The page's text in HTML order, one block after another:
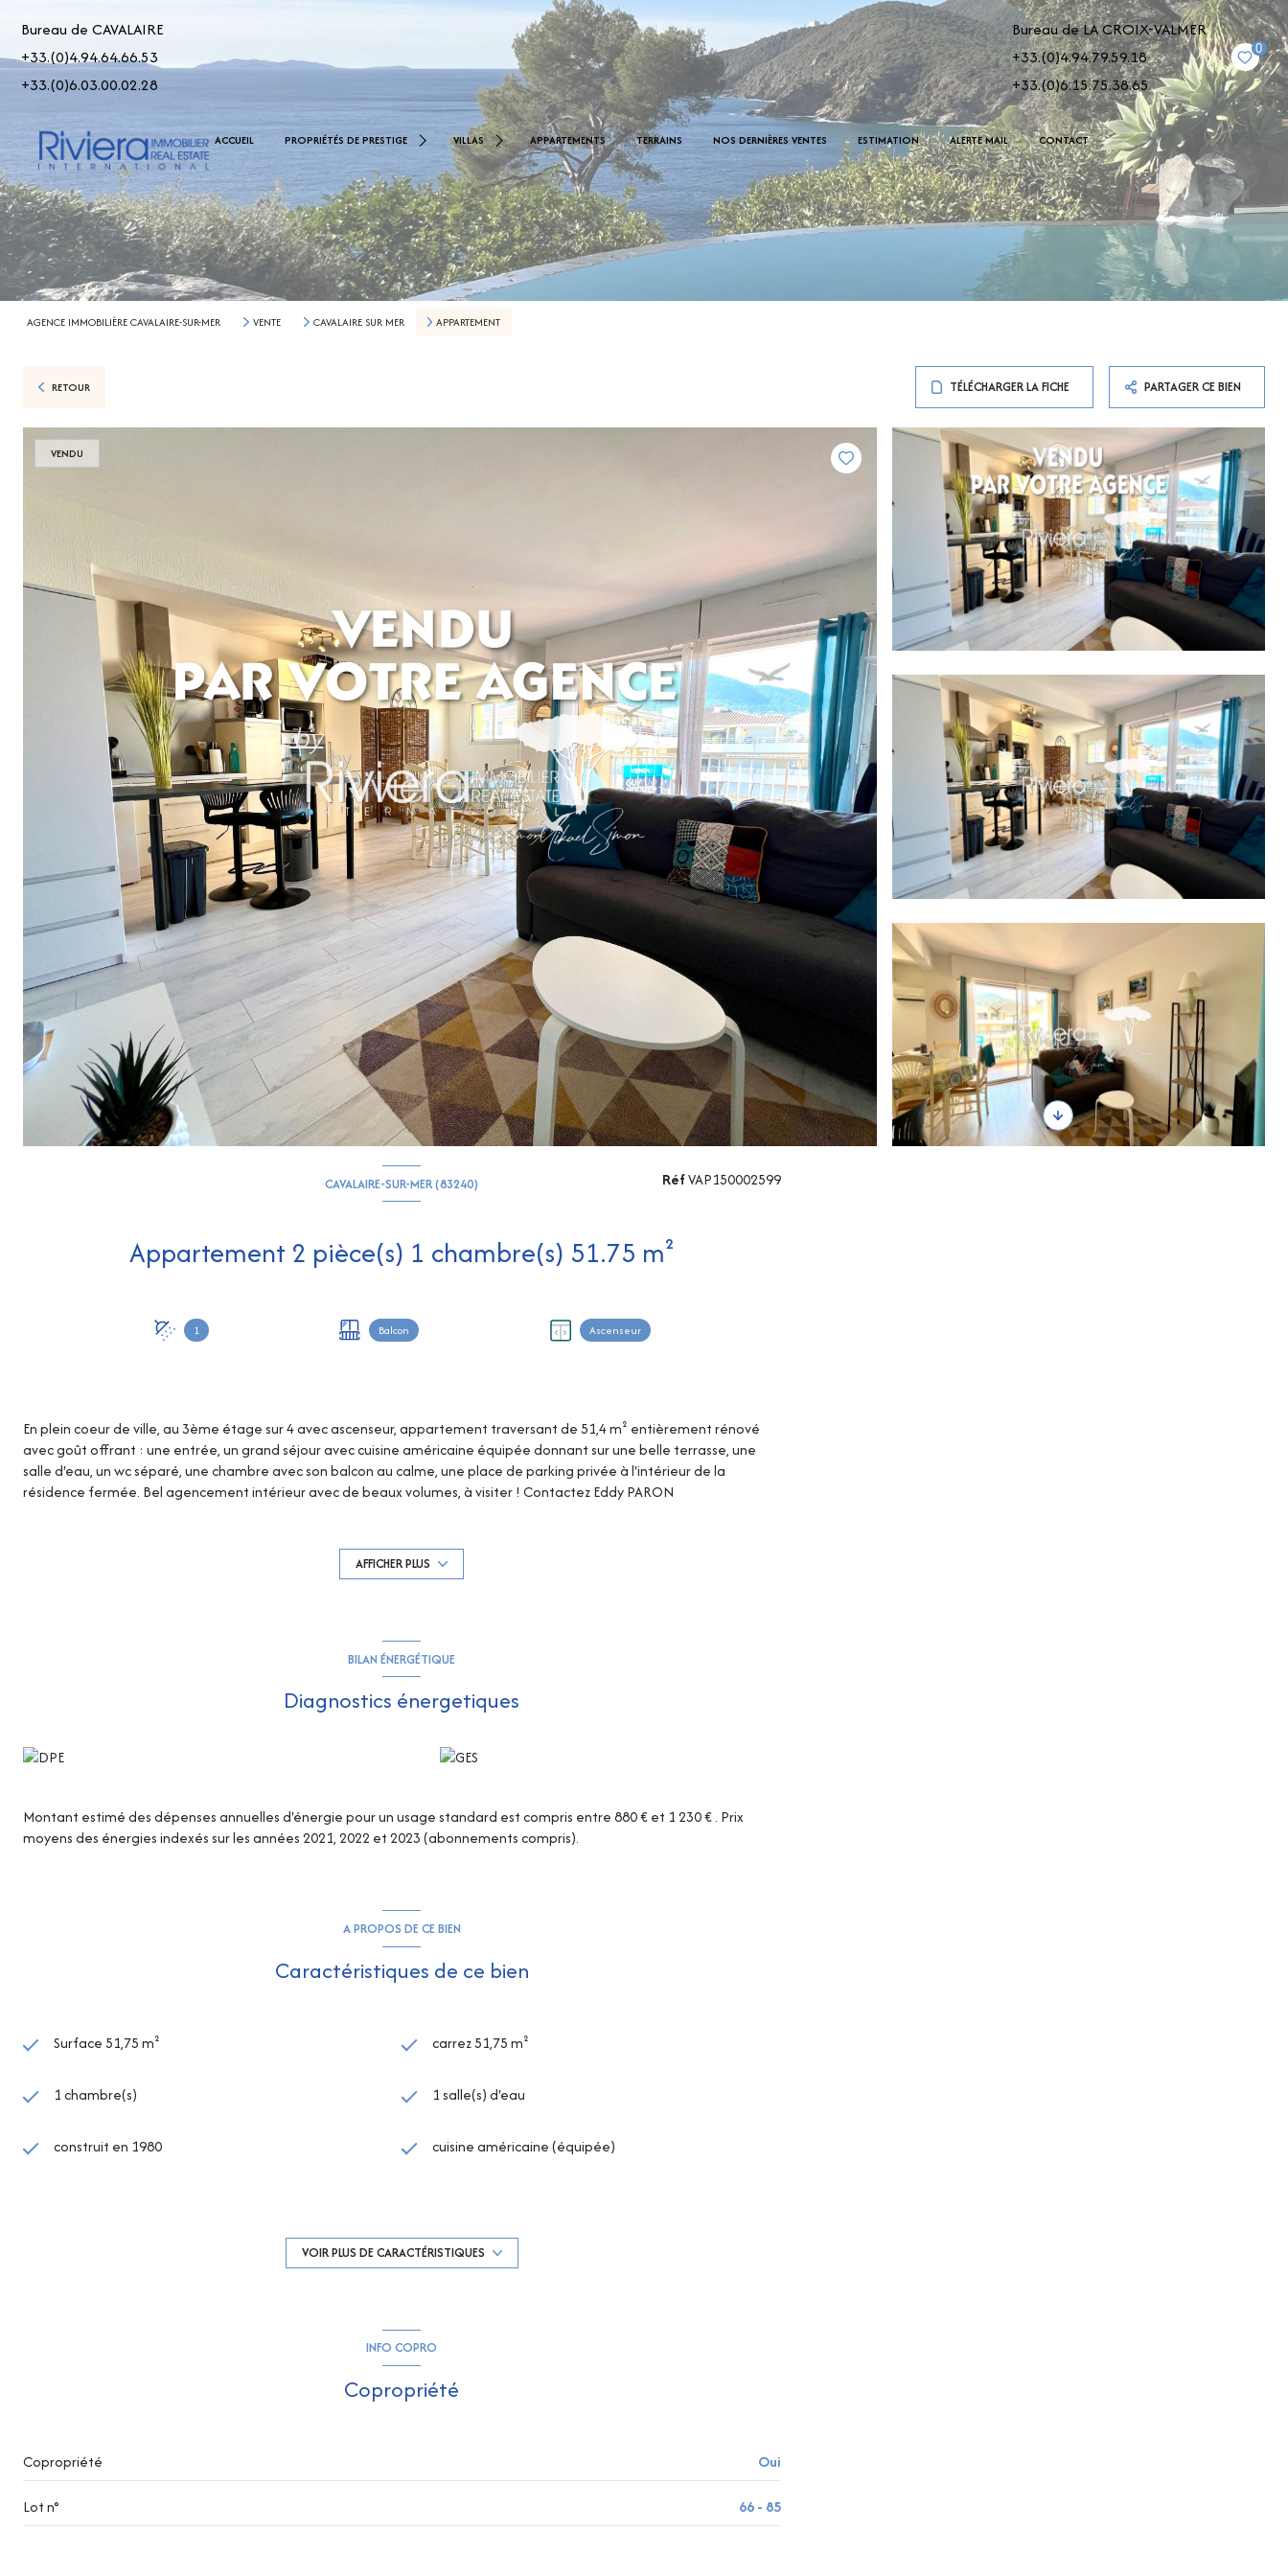
Bureau de CAVALAIRE
+33.(0)4.94.64.66.53
+33.(0)6.03.00.02.28
Bureau de LA CROIX-VALMER
+33.(0)4.94.79.59.18
+33.(0)6.15.75.38.65
0
ACCUEIL PROPRIÉTÉS DE PRESTIGE
De 2.500.000 € À 5.000.000 €
> 5.000.000 €
VILLAS
< 1.000.000 €
De 1.000.000 € À 2.000.000 €
De 2.000.000 € À 2.500.000 €
APPARTEMENTS TERRAINS NOS DERNIÈRES VENTES ESTIMATION ALERTE MAIL CONTACT
AGENCE IMMOBILIÈRE CAVALAIRE-SUR-MER VENTE CAVALAIRE SUR MER APPARTEMENT
RETOUR TÉLÉCHARGER LA FICHE PARTAGER CE BIEN
VENDU
CAVALAIRE-SUR-MER (83240)
Appartement 2 pièce(s) 1 chambre(s) 51.75 m²
1 Balcon Ascenseur
RéfVAP150002599
En plein coeur de ville, au 3ème étage sur 4 avec ascenseur, appartement traversant de 51,4 m² entièrement rénové
avec goût offrant : une entrée, un grand séjour avec cuisine américaine équipée donnant sur une belle terrasse, une
salle d'eau, un wc séparé, une chambre avec son balcon au calme, une place de parking privée à l'intérieur de la
résidence fermée. Bel agencement intérieur avec de beaux volumes, à visiter ! Contactez Eddy PARON
AFFICHER PLUS
BILAN ÉNERGÉTIQUE
Diagnostics énergetiques
Montant estimé des dépenses annuelles d'énergie pour un usage standard est compris entre 880 € et 1 230 € . Prix
moyens des énergies indexés sur les années 2021, 2022 et 2023 (abonnements compris).
A PROPOS DE CE BIEN
Caractéristiques de ce bien
Surface 51,75 m² carrez 51,75 m²
1 chambre(s) 1 salle(s) d'eau
construit en 1980 cuisine américaine (équipée)
1 niveau(x)
vue Dégagée
VOIR PLUS DE CARACTÉRISTIQUES
INFO COPRO
Copropriété
Copropriété Oui
Lot n° 66 - 85